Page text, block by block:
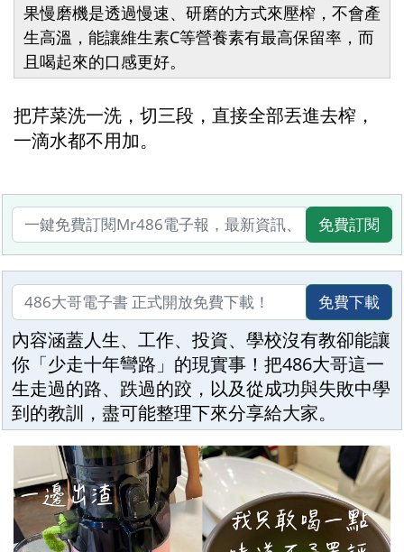
果慢磨機是透過慢速、研磨的方式來壓榨，不會產
生高溫，能讓維生素C等營養素有最高保留率，而
且喝起來的口感更好。
把芹菜洗一洗，切三段，直接全部丟進去榨，
一滴水都不用加。
免費訂閱
免費下載
內容涵蓋人生、工作、投資、學校沒有教卻能讓
你「少走十年彎路」的現實事！把486大哥這一
生走過的路、跌過的跤，以及從成功與失敗中學
到的教訓，盡可能整理下來分享給大家。